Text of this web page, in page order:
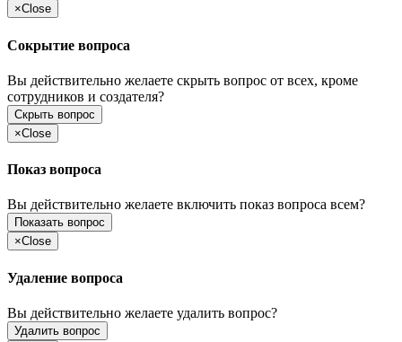
×Close
Сокрытие вопроса
Вы действительно желаете скрыть вопрос от всех, кроме
сотрудников и создателя?
Скрыть вопрос
×Close
Показ вопроса
Вы действительно желаете включить показ вопроса всем?
Показать вопрос
×Close
Удаление вопроса
Вы действительно желаете удалить вопрос?
Удалить вопрос